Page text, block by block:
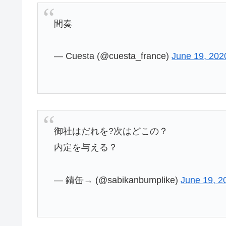
間奏
— Cuesta (@cuesta_france)June 19,
御社はだれを?次はどこの？
内定を与える？
— 錆缶→ (@sabikanbumplike)June 19,